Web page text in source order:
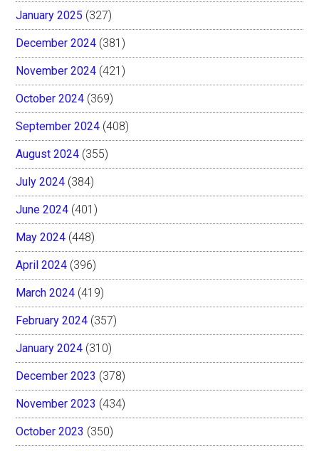
January 2025 (327)
December 2024 (381)
November 2024 (421)
October 2024 (369)
September 2024 (408)
August 2024 (355)
July 2024 (384)
June 2024 (401)
May 2024 (448)
April 2024 (396)
March 2024 (419)
February 2024 (357)
January 2024 (310)
December 2023 (378)
November 2023 (434)
October 2023 (350)